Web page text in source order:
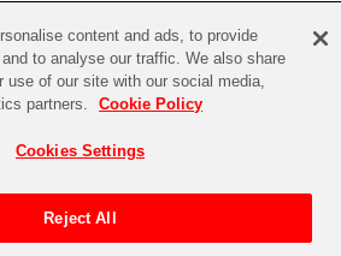
STORE EVENT
ズ
content and ads, to provide
to analyse our traffic. We also share
use of our site with our social media,
partners.
Cookie Policy
Cookies Settings
Reject All